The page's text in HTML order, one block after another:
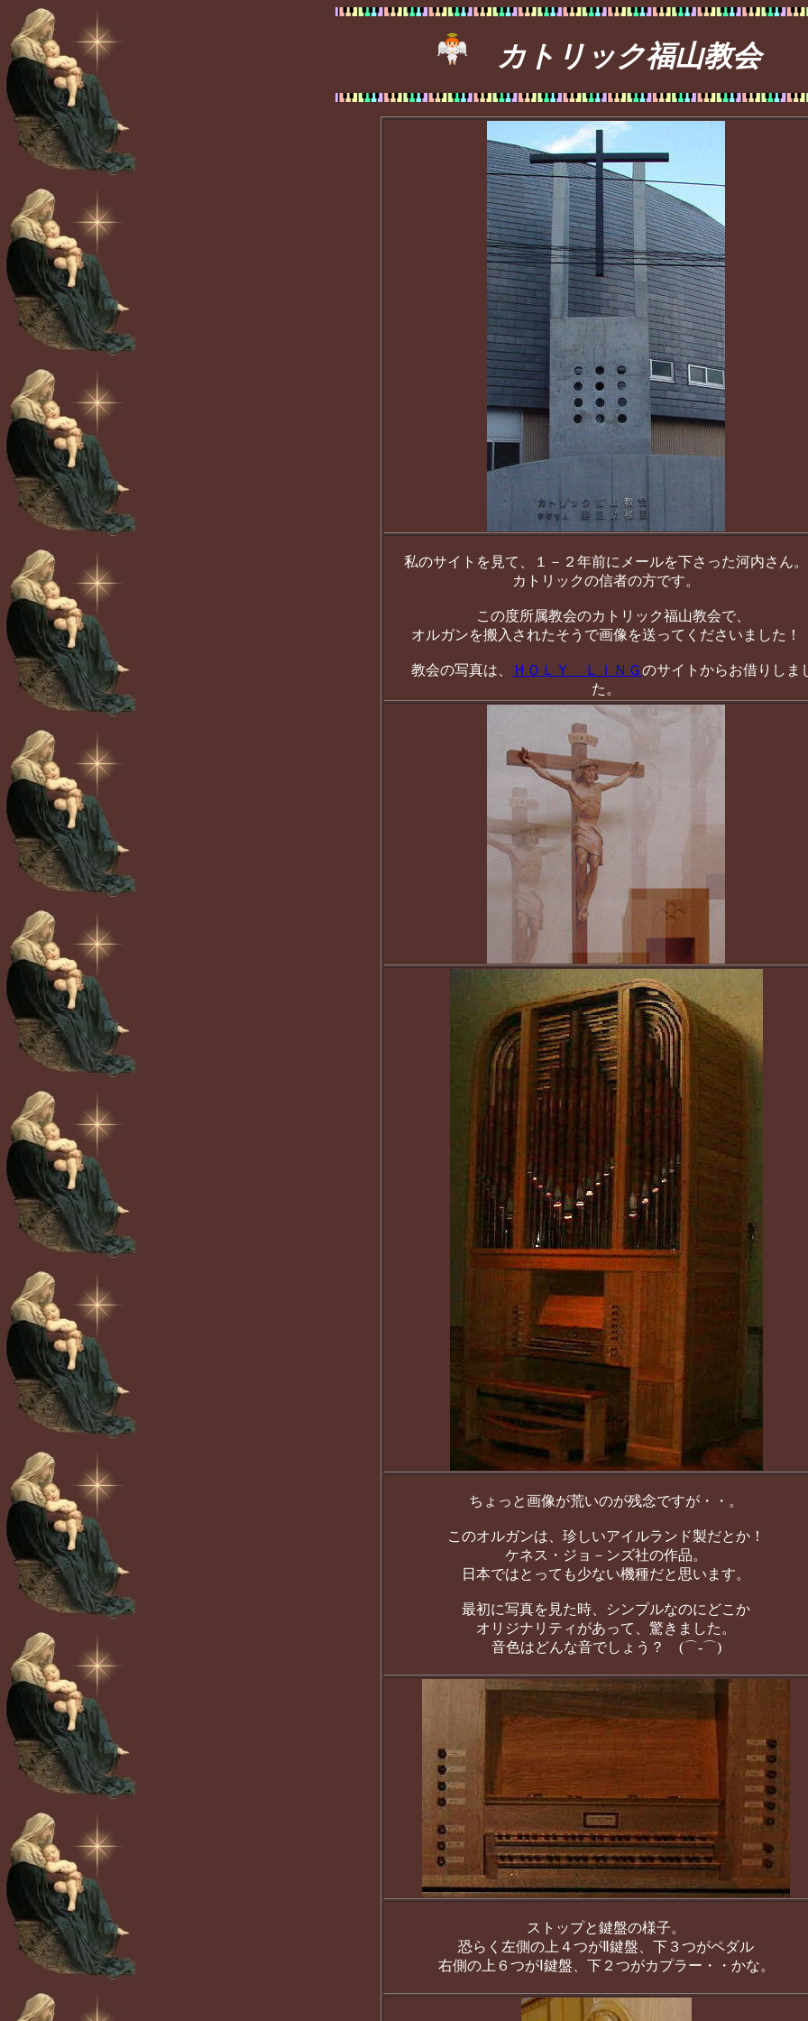
カトリック福山教会
私のサイトを見て、１－２年前にメールを下さった河内さん。
カトリックの信者の方です。
この度所属教会のカトリック福山教会で、
オルガンを搬入されたそうで画像を送ってくださいました！
教会の写真は、 ＨＯＬＹ ＬＩＮＧのサイトからお借りしま
た。
ちょっと画像が荒いのが残念ですが・・。
このオルガンは、珍しいアイルランド製だとか！
ケネス・ジョ－ンズ社の作品。
日本ではとっても少ない機種だと思います。
最初に写真を見た時、シンプルなのにどこか
オリジナリティがあって、驚きました。
音色はどんな音でしょう？ (⌒‐⌒)
ストップと鍵盤の様子。
恐らく左側の上４つがⅡ鍵盤、下３つがペダル
右側の上６つがⅠ鍵盤、下２つがカプラー・・かな。